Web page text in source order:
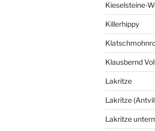
Kieselsteine-
Killerhippy
Klausbernd
Lakritze
Lakritze
Lakritze